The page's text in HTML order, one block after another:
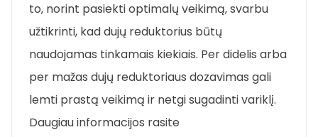
to, norint pasiekti optimalų veikimą, svarbu
užtikrinti, kad dujų reduktorius būtų
naudojamas tinkamais kiekiais. Per didelis arba
per mažas dujų reduktoriaus dozavimas gali
lemti prastą veikimą ir netgi sugadinti variklį.
Daugiau informacijos rasite